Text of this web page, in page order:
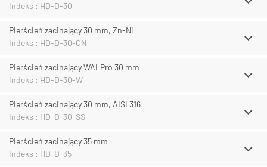
Indeks : HD-D-30
Pierścień zacinający 30 mm, Zn-Ni
Indeks : HD-D-30-CN
Pierścień zacinający WALPro 30 mm
Indeks : HD-D-30-W
Pierścień zacinający 30 mm, AISI 316
Indeks : HD-D-30-SS
Pierścień zacinający 35 mm
Indeks : HD-D-35